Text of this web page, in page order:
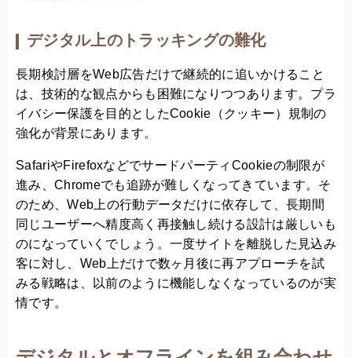
デジタル上のトラッキングの難化
長期検討層をWeb広告だけで継続的に追いかけること
は、技術的な観点からも困難になりつつあります。プラ
イバシー保護を目的としたCookie（クッキー）規制の
強化が背景にあります。
SafariやFirefoxなどでサードパーティCookieの制限が
進み、Chromeでも追跡が難しくなってきています。そ
のため、Web上の行動データだけに依存して、長期間
同じユーザーへ精度高く再接触し続ける設計は厳しいも
のになっていくでしょう。一度サイトを離脱した見込み
客に対し、Web上だけで数ヶ月後に再アプローチを試
みる戦略は、以前のように機能しなくなっているのが実
情です。